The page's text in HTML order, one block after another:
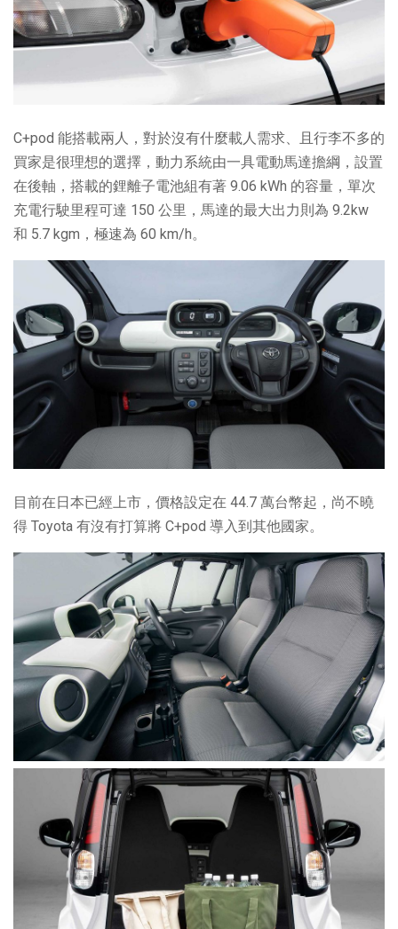
C+pod 能搭載兩人，對於沒有什麼載人需求、且行李不多的
買家是很理想的選擇，動力系統由一具電動馬達擔綱，設置
在後軸，搭載的鋰離子電池組有著 9.06 kWh 的容量，單次
充電行駛里程可達 150 公里，馬達的最大出力則為 9.2kw
和 5.7 kgm，極速為 60 km/h。
目前在日本已經上市，價格設定在 44.7 萬台幣起，尚不曉
得 Toyota 有沒有打算將 C+pod 導入到其他國家。